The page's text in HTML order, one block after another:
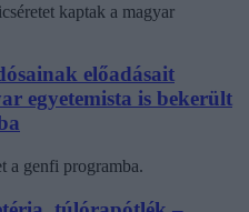
kaptak a magyar
előadásait
egyetemista is bekerült
a genfi programba.